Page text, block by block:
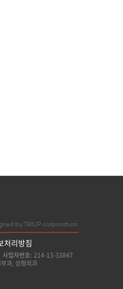
by TRIUP corporation.
처리방침
사업자번호: 214-13-33847
과, 성형외과